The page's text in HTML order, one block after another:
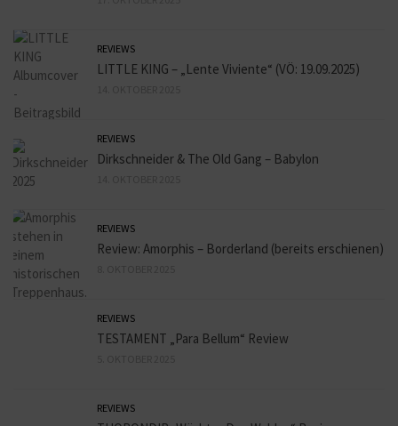
REVIEWS
LITTLE KING – „Lente Viviente“ (VÖ: 19.09.2025)
REVIEWS
Dirkschneider & The Old Gang – Babylon
REVIEWS
Review: Amorphis – Borderland (bereits erschienen)
REVIEWS
TESTAMENT „Para Bellum“ Review
REVIEWS